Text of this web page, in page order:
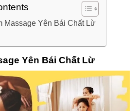
Massage Yên Bái Chất Lừ
Yên Bái Chất Lừ